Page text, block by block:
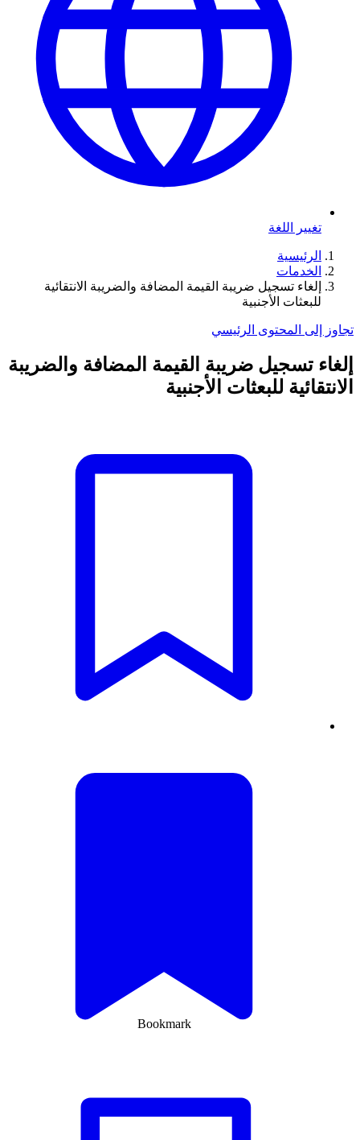
تغيير اللغة
الرئيسية
الخدمات
إلغاء تسجيل ضريبة القيمة المضافة والضريبة الانتقائية
للبعثات الأجنبية
تجاوز إلى المحتوى الرئيسي
إلغاء تسجيل ضريبة القيمة المضافة والضريبة
الانتقائية للبعثات الأجنبية
Bookmark